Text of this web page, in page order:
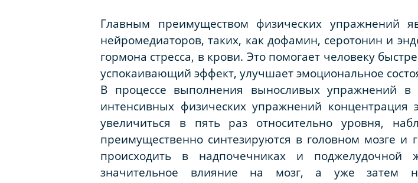
Главным преимуществом физических упражнений
нейромедиаторов, таких, как дофамин, серотонин и
гормона стресса, в крови. Это помогает человеку
успокаивающий эффект, улучшает эмоциональное
В процессе выполнения выносливых упражнений
интенсивных физических упражнений
увеличиться в пять раз относительно уровня,
преимущественно синтезируются в головном мозге
происходить в надпочечниках и поджелудочной
значительное влияние на мозг, а уже затем